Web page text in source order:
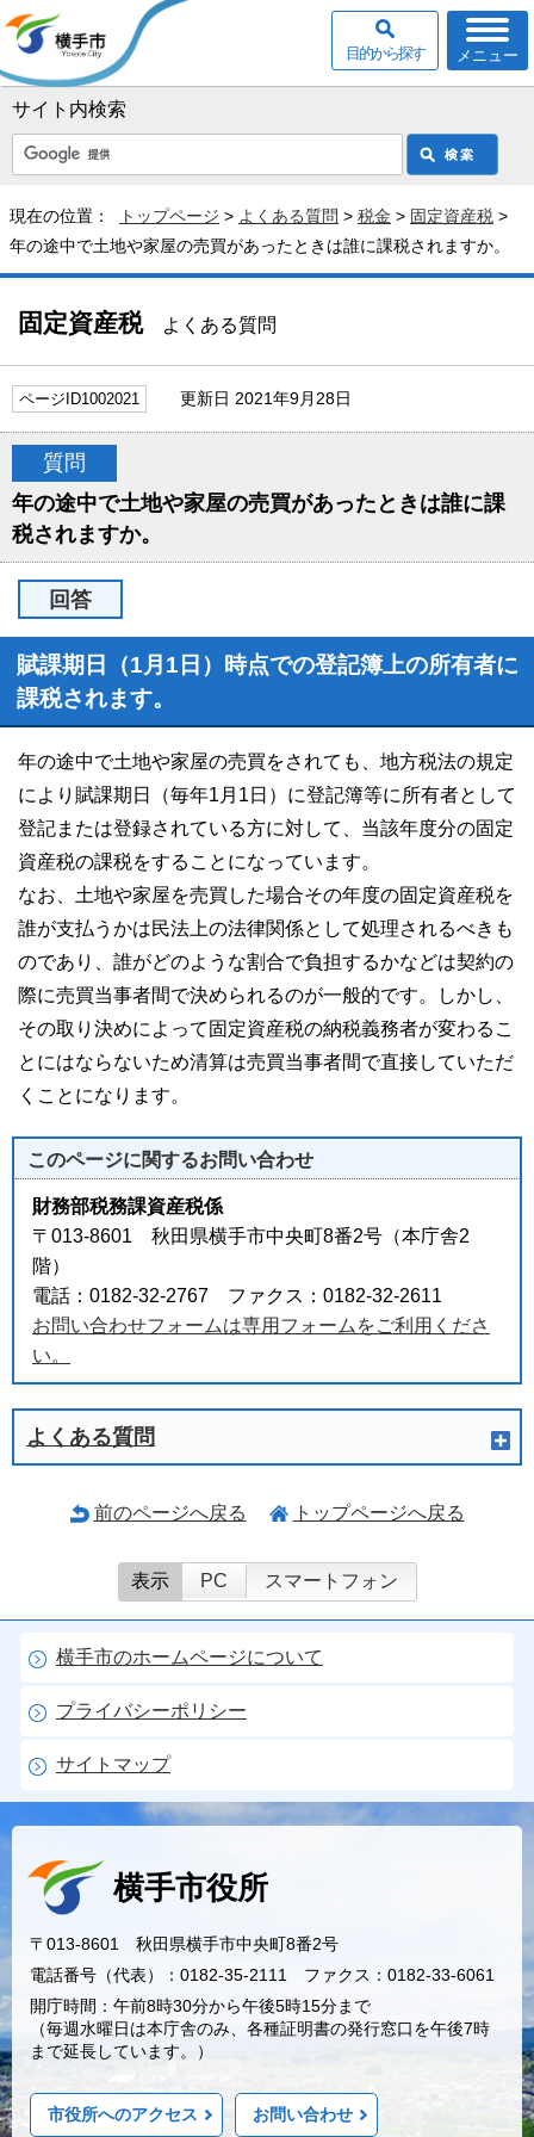
サイト内検索
メニュー
目的から探す
現在の位置： トップページ > よくある質問 > 税金 > 固定資産税 >
年の途中で土地や家屋の売買があったときは誰に課税されますか。
固定資産税よくある質問
ページID1002021 更新日 2021年9月28日
質問
年の途中で土地や家屋の売買があったときは誰に課
税されますか。
回答
賦課期日（1月1日）時点での登記簿上の所有者に
課税されます。
年の途中で土地や家屋の売買をされても、地方税法の規定
により賦課期日（毎年1月1日）に登記簿等に所有者として
登記または登録されている方に対して、当該年度分の固定
資産税の課税をすることになっています。
なお、土地や家屋を売買した場合その年度の固定資産税を
誰が支払うかは民法上の法律関係として処理されるべきも
のであり、誰がどのような割合で負担するかなどは契約の
際に売買当事者間で決められるのが一般的です。しかし、
その取り決めによって固定資産税の納税義務者が変わるこ
とにはならないため清算は売買当事者間で直接していただ
くことになります。
このページに関するお問い合わせ
財務部税務課資産税係
〒013-8601 秋田県横手市中央町8番2号（本庁舎2
階）
電話：0182-32-2767 ファクス：0182-32-2611
お問い合わせフォームは専用フォームをご利用くださ
い。
よくある質問
前のページへ戻る トップページへ戻る
表示 PC スマートフォン
横手市のホームページについて
プライバシーポリシー
サイトマップ
横手市役所
〒013-8601 秋田県横手市中央町8番2号
電話番号（代表）：0182-35-2111 ファクス：0182-33-6061
開庁時間：午前8時30分から午後5時15分まで
（毎週水曜日は本庁舎のみ、各種証明書の発行窓口を午後7時
まで延長しています。）
市役所へのアクセス お問い合わせ